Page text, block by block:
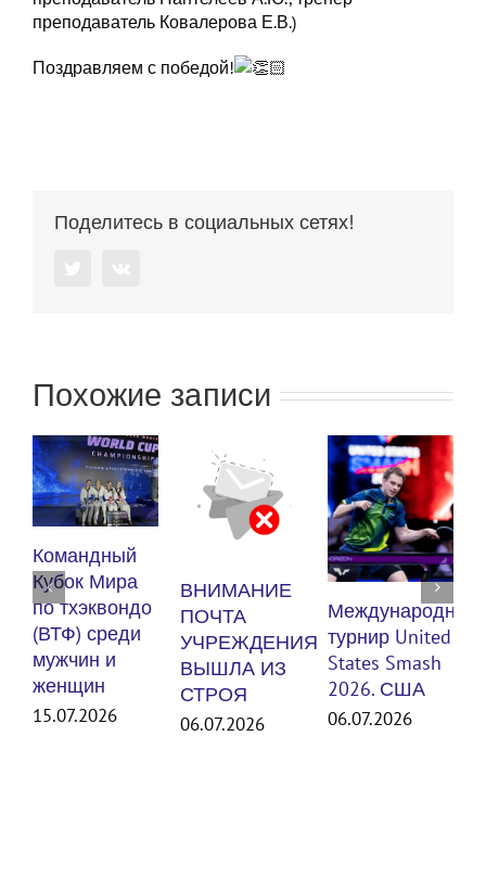
преподаватель Ковалерова Е.В.)
Поздравляем с победой!
Поделитесь в социальных сетях!
Похожие записи
Командный
Кубок Мира
по тхэквондо
(ВТФ) среди
мужчин и
женщин
15.07.2026
ВНИМАНИЕ
ПОЧТА
УЧРЕЖДЕНИЯ
ВЫШЛА ИЗ
СТРОЯ
06.07.2026
Международный
турнир United
States Smash
2026. США
06.07.2026